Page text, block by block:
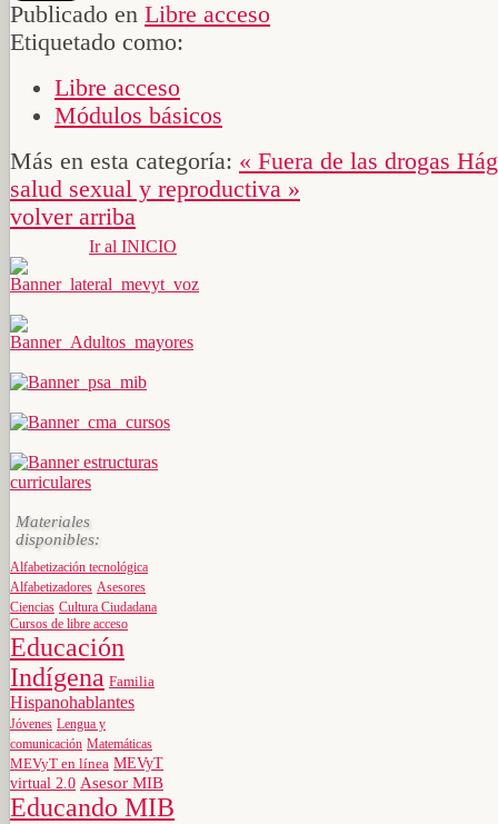
Publicado en Libre acceso
Etiquetado como:
Libre acceso
Módulos básicos
Más en esta categoría: « Fuera de las drogas
salud sexual y reproductiva »
volver arriba
Ir al INICIO
Materiales
disponibles:
Alfabetización tecnológica
Alfabetizadores Asesores
Ciencias Cultura Ciudadana
Cursos de libre acceso
Educación
Indígena Familia
Hispanohablantes
Jóvenes Lengua y
comunicación Matemáticas
MEVyT en línea MEVyT
virtual 2.0 Asesor MIB
Educando MIB